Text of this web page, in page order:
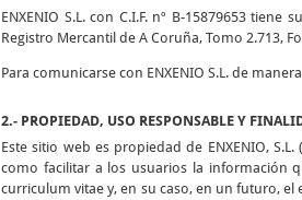
ENXENIO S.L. con C.I.F. nº B-15879653
Registro Mercantil de A Coruña, Tomo 2.713,
Para comunicarse con ENXENIO S.L. de
2.- PROPIEDAD, USO RESPONSABLE Y
Este sitio web es propiedad de ENXENIO,
como facilitar a los usuarios la información
curriculum vitae y, en su caso, en un futuro,